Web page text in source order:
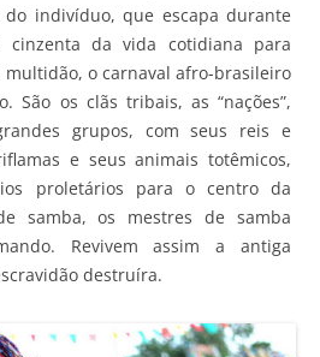
indivíduo, que escapa durante
da vida cotidiana para
o carnaval afro-brasileiro
São os clãs tribais, as “nações”,
grupos, com seus reis e
e seus animais totêmicos,
proletários para o centro da
samba, os mestres de samba
Revivem assim a antiga
destruíra.